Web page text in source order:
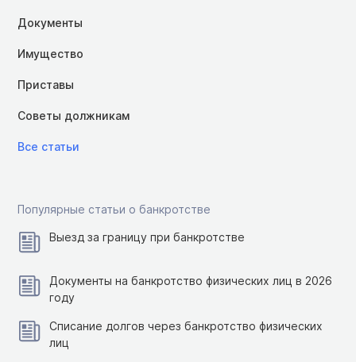
Документы
Имущество
Приставы
Советы должникам
Все статьи
Популярные статьи о банкротстве
Выезд за границу при банкротстве
Документы на банкротство физических лиц в 2026
году
Списание долгов через банкротство физических
лиц